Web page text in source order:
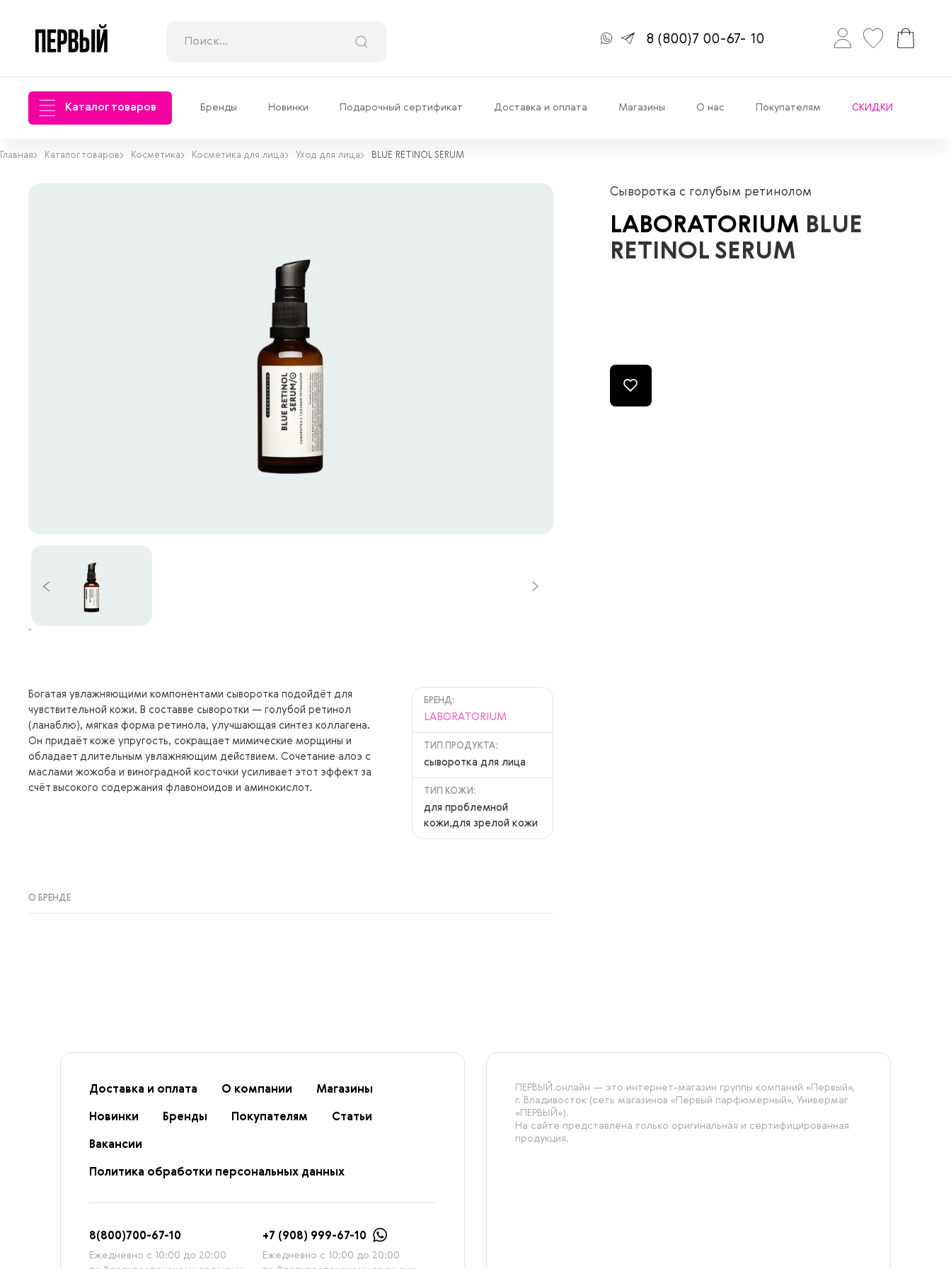
8(800)7 00-67- 10
Каталог товаров Бренды Новинки Подарочный сертификат Доставка и оплата Магазины О нас Покупателям СКИДКИ
Главная Каталог товаров Косметика Косметика для лица Уход для лица BLUE RETINOL SERUM
Сыворотка с голубым ретинолом
LABORATORIUM BLUE
RETINOL SERUM
Богатая увлажняющими компонентами сыворотка подойдёт для
чувствительной кожи. В составве сыворотки — голубой ретинол
(ланаблю), мягкая форма ретинола, улучшающая синтез коллагена.
Он придаёт коже упругость, сокращает мимические морщины и
обладает длительным увлажняющим действием. Сочетание алоэ с
маслами жожоба и виноградной косточки усиливает этот эффект за
счёт высокого содержания флавоноидов и аминокислот.
БРЕНД:
LABORATORIUM
ТИП ПРОДУКТА:
сыворотка для лица
ТИП КОЖИ:
для проблемной
кожи,для зрелой кожи
О БРЕНДЕ
Доставка и оплата О компании Магазины
Новинки Бренды Покупателям Статьи
Вакансии
Политика обработки персональных данных
8(800)700-67-10
Ежедневно с 10:00 до 20:00
+7 (908) 999-67-10
Ежедневно с 10:00 до 20:00
ПЕРВЫЙ.онлайн — это интернет-магазин группы компаний «‎Первый»,
г. Владивосток (сеть магазинов «Первый парфюмерный», Универмаг
«ПЕРВЫЙ»).
На сайте представлена только оригинальная и сертифицированная
продукция.